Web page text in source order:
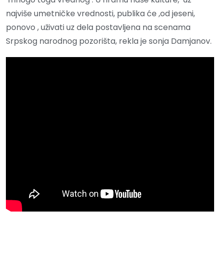
najviše umetničke vrednosti, publika će ,od jeseni,
ponovo , uživati uz dela postavljena na scenama
Srpskog narodnog pozorišta, rekla je sonja Damjanov.